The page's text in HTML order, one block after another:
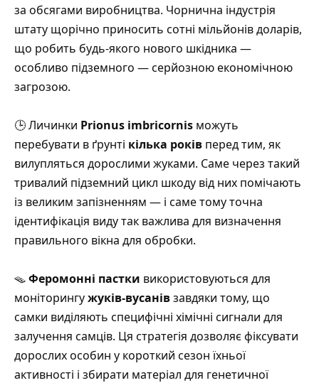
за обсягами виробництва. Чорнична індустрія
штату щорічно приносить сотні мільйонів доларів,
що робить будь-якого нового шкідника —
особливо підземного — серйозною економічною
загрозою.
🕒 Личинки Prionus imbricornis можуть
перебувати в ґрунті кілька років перед тим, як
вилупляться дорослими жуками. Саме через такий
тривалий підземний цикл шкоду від них помічають
із великим запізненням — і саме тому точна
ідентифікація виду так важлива для визначення
правильного вікна для обробки.
🪤Феромонні пастки використовуються для
моніторингужуків-вусанівзавдяки тому, що
самки виділяють специфічні хімічні сигнали для
залучення самців. Ця стратегія дозволяє фіксувати
дорослих особин у короткий сезон їхньої
активності і збирати матеріал для генетичної